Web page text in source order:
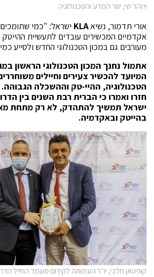
ויזהר שי, שר המדע והטכנולוגיה
אורי תדמור, נשיאKLAישראל: "כמי
אקדמיים המכשירים עובדים לתעשיית ההייטק
מעורבים גם במכון הטכנולוגי החדש ולסייע
אתמול נחנך המכון הטכנולוגי הראשון
המיועד להכשיר צעירים וחיילים
הטכנולוגיה, ההיי-טק וההשכלה
חזרו ואמרו כי הברית רבת השנים בין
ישראל תמשיך להתהדק, לא רק מתחת
בהייטק ובאקדמיה.
קופטאן חלבי, יו״ר העמותה לקידום מעמד החייל